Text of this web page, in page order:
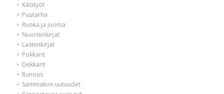
Käsityöt
Puutarha
Ruoka ja juoma
Nuortenkirjat
Lastenkirjat
Pokkarit
Dekkarit
Runous
Sammakon uutuudet